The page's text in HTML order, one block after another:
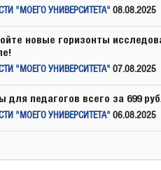
"МОЕГО УНИВЕРСИТЕТА" 08.08.2025
новые горизонты
"МОЕГО УНИВЕРСИТЕТА" 07.08.2025
для педагогов всего за 699
"МОЕГО УНИВЕРСИТЕТА" 06.08.2025